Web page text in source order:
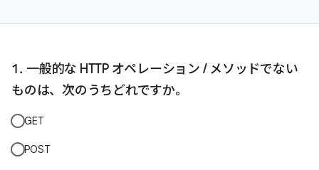
一般的な HTTP オペレーション / メソッドでない
ものは、次のうちどれですか。
GET
POST